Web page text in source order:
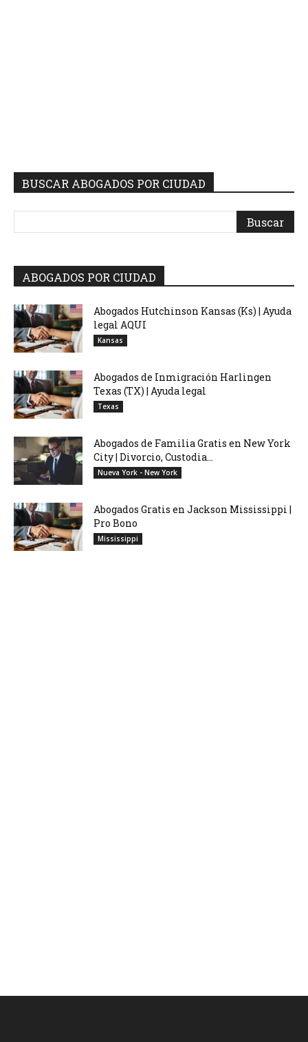
BUSCAR ABOGADOS POR CIUDAD
ABOGADOS POR CIUDAD
Abogados Hutchinson Kansas (Ks) | Ayuda
legal AQUI
Kansas
Abogados de Inmigración Harlingen
Texas (TX) | Ayuda legal
Texas
Abogados de Familia Gratis en New York
City | Divorcio, Custodia...
Nueva York - New York
Abogados Gratis en Jackson Mississippi |
Pro Bono
Mississippi